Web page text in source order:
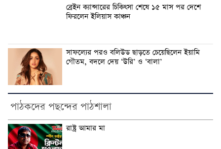
ব্রেইন ক্যান্সারের চিকিৎসা শেষে ১৫ মাস পর দেশে
ফিরলেন ইলিয়াস কাঞ্চন
সাফল্যের পরও বলিউড ছাড়তে চেয়েছিলেন ইয়ামি
গৌতম, বদলে দেয় ‘উরি’ ও ‘বালা’
পাঠকদের পছন্দের পাঠশালা
রাষ্ট্র আমার মা